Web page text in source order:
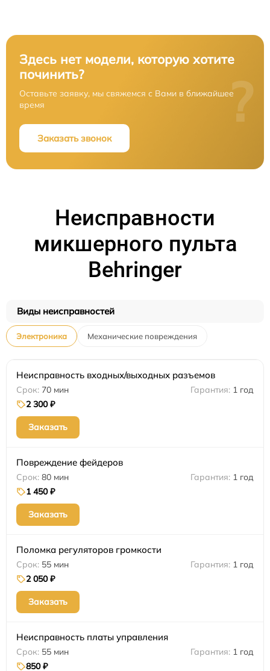
Здесь нет модели, которую хотите
починить?
Оставьте заявку, мы свяжемся с Вами в ближайшее
время
Заказать звонок
?
Неисправности
микшерного пульта
Behringer
Виды неисправностей
Электроника Механические повреждения
Неисправность входных/выходных разъемов
70 мин
1 год
2 300 ₽
Заказать
Повреждение фейдеров
80 мин
1 год
1 450 ₽
Заказать
Поломка регуляторов громкости
55 мин
1 год
2 050 ₽
Заказать
Неисправность платы управления
55 мин
1 год
850 ₽